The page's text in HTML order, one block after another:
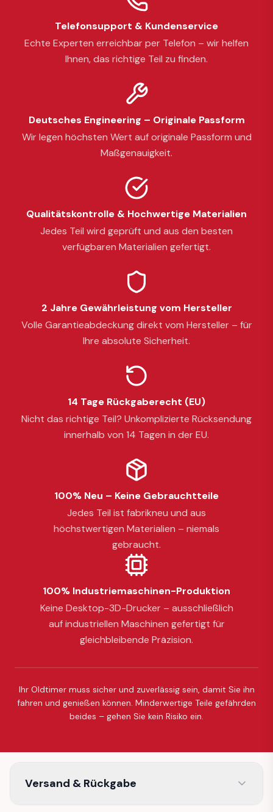
Telefonsupport & Kundenservice
Echte Experten erreichbar per Telefon – wir helfen
Ihnen, das richtige Teil zu finden.
Deutsches Engineering – Originale Passform
Wir legen höchsten Wert auf originale Passform und
Maßgenauigkeit.
Qualitätskontrolle & Hochwertige Materialien
Jedes Teil wird geprüft und aus den besten
verfügbaren Materialien gefertigt.
2 Jahre Gewährleistung vom Hersteller
Volle Garantieabdeckung direkt vom Hersteller – für
Ihre absolute Sicherheit.
14 Tage Rückgaberecht (EU)
Nicht das richtige Teil? Unkomplizierte Rücksendung
innerhalb von 14 Tagen in der EU.
100% Neu – Keine Gebrauchtteile
Jedes Teil ist fabrikneu und aus
höchstwertigen Materialien – niemals
gebraucht.
100% Industriemaschinen-Produktion
Keine Desktop-3D-Drucker – ausschließlich
auf industriellen Maschinen gefertigt für
gleichbleibende Präzision.
Ihr Oldtimer muss sicher und zuverlässig sein, damit Sie ihn
fahren und genießen können. Minderwertige Teile gefährden
beides – gehen Sie kein Risiko ein.
Versand & Rückgabe